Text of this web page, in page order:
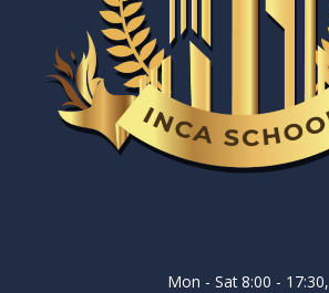
Mon - Sat 8:00 - 17:30,